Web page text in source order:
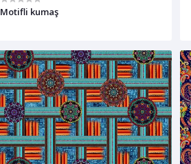
Motifli kumaş